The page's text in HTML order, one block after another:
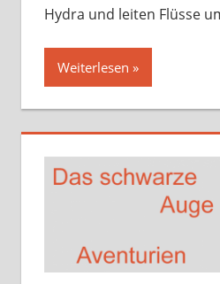
Hydra und leiten Flüsse
Weiterlesen